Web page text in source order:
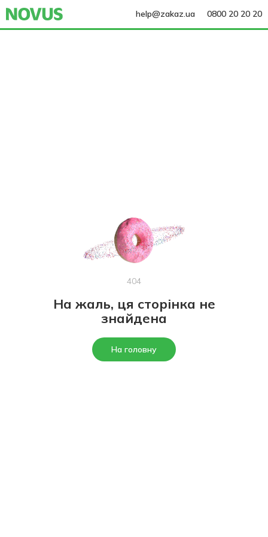
help@zakaz.ua 0800 20 20 20
404
На жаль, ця сторінка не
знайдена
На головну